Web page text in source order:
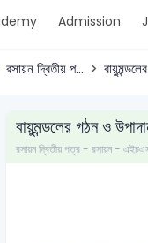
Admission
রসায়ন দ্বিতীয় প...
বায়ুমন্ডলের গঠন ও
রসায়ন দ্বিতীয় পত্র - রসায়ন -